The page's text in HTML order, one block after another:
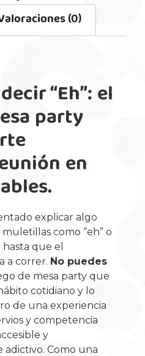
(0)
“Eh”: el
party
en
explicar algo
como “eh” o
que el
a correr. No puedes
de mesa party que
cotidiano y lo
de una experiencia
y competencia
y
Como una